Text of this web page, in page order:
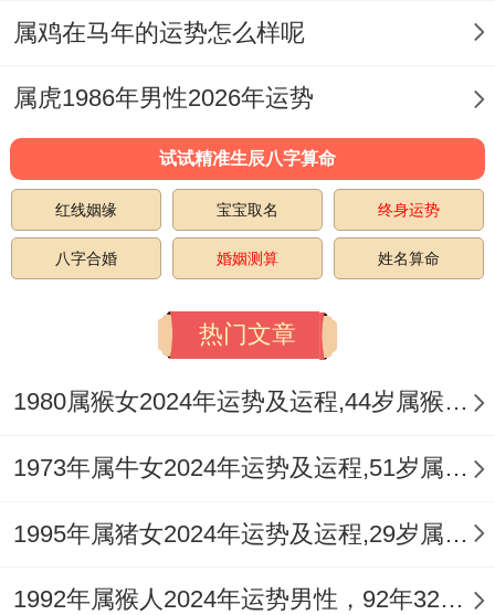
财运走势：偏财透干与比劫夺财的博弈
丙火七杀亦为庚金的「偏财」。透于年干，
显示2026年外财、投资、投机性财运机遇明
显增多，看似有暴利机缘，然「子午冲」严
重动荡财库根基，而流年地支午火又是「劫
财」的旺地，构成了「比劫夺财」的险恶局
这预示钱财来去匆匆。极不稳定，易因合作
破财、朋友拖累、重大投资失误或突发性支
但在此冲击下，财务体系极易出现漏洞，切
不可被表面利好迷惑，对于新兴投资项目、
属鸡在马年的运势怎么样呢
属虎1986年男性2026年运势
试试精准生辰八字算命
红线姻缘 宝宝取名 终身运势
八字合婚 婚姻测算 姓名算命
热门文章
1980属猴女2024年运势及运程,44岁属猴人2024全年每月运势女性如何
1973年属牛女2024年运势及运程,51岁属牛人2024全年每月运势女性如何
1995年属猪女2024年运势及运程,29岁属猪人2024全年每月运势女性如何
1992年属猴人2024年运势男性，92年32岁属猴男2024年每月运程怎么样